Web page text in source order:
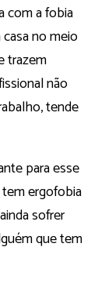
com a fobia
no meio
trazem
não
tende
para esse
ergofobia
sofrer
que tem